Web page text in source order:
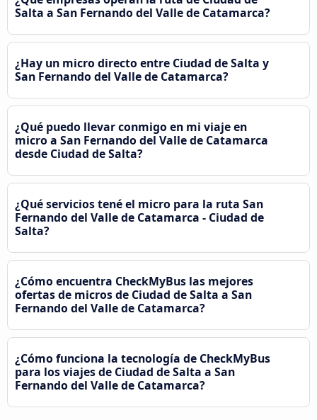
Salta a San Fernando del Valle de Catamarca?
¿Hay un micro directo entre Ciudad de Salta y
San Fernando del Valle de Catamarca?
¿Qué puedo llevar conmigo en mi viaje en
micro a San Fernando del Valle de Catamarca
desde Ciudad de Salta?
¿Qué servicios tené el micro para la ruta San
Fernando del Valle de Catamarca - Ciudad de
Salta?
¿Cómo encuentra CheckMyBus las mejores
ofertas de micros de Ciudad de Salta a San
Fernando del Valle de Catamarca?
¿Cómo funciona la tecnología de CheckMyBus
para los viajes de Ciudad de Salta a San
Fernando del Valle de Catamarca?